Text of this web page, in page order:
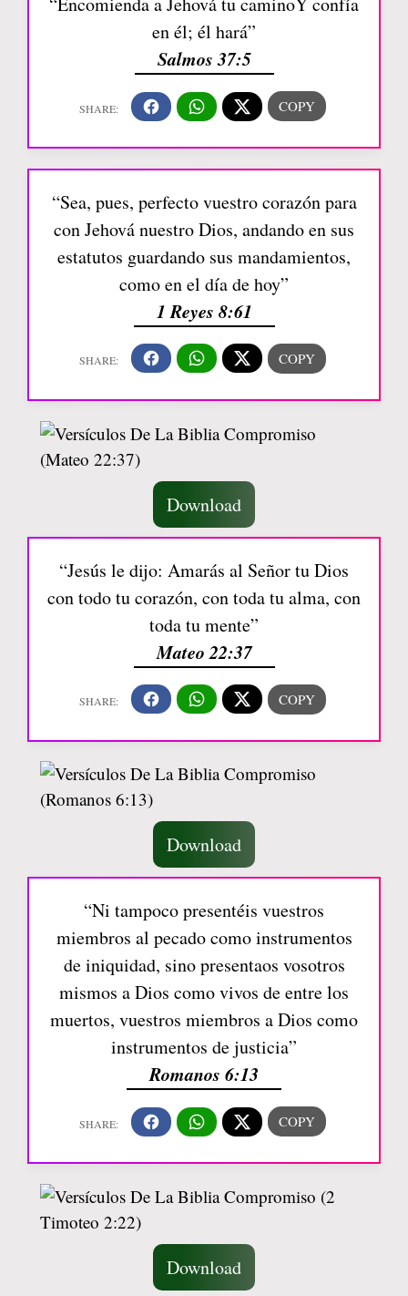
en él; él hará”
Salmos 37:5
“Sea, pues, perfecto vuestro corazón para
con Jehová nuestro Dios, andando en sus
estatutos guardando sus mandamientos,
como en el día de hoy”
1 Reyes 8:61
Download
“Jesús le dijo: Amarás al Señor tu Dios
con todo tu corazón, con toda tu alma, con
toda tu mente”
Mateo 22:37
Download
“Ni tampoco presentéis vuestros
miembros al pecado como instrumentos
de iniquidad, sino presentaos vosotros
mismos a Dios como vivos de entre los
muertos, vuestros miembros a Dios como
instrumentos de justicia”
Romanos 6:13
Download